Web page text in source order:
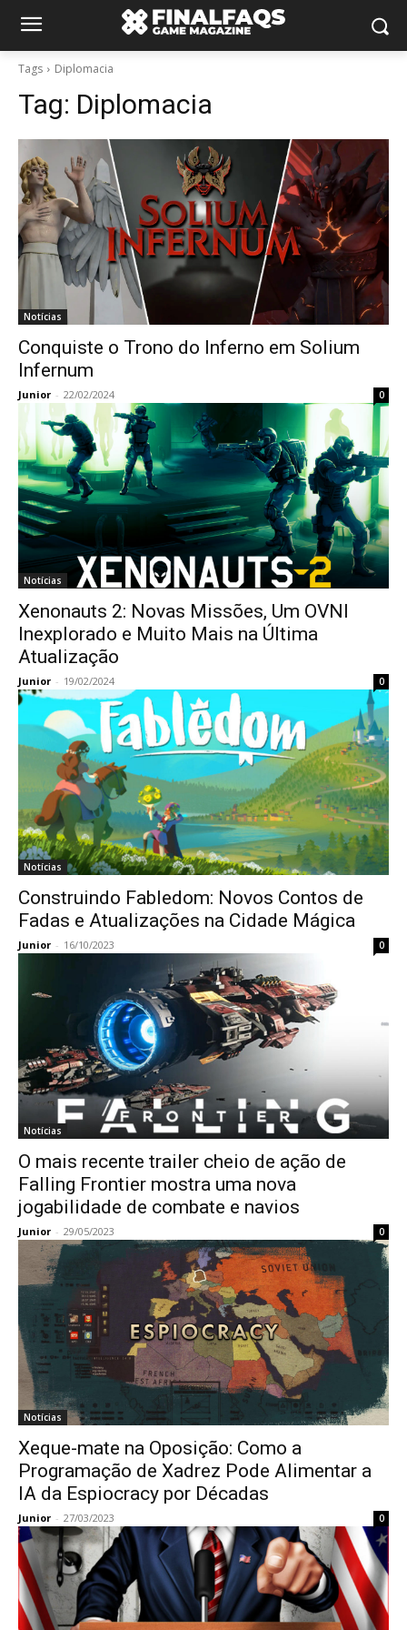
Tags Diplomacia
Tag: Diplomacia
Notícias
Conquiste o Trono do Inferno em Solium
Infernum
Junior - 22/02/2024 0
Notícias
Xenonauts 2: Novas Missões, Um OVNI
Inexplorado e Muito Mais na Última
Atualização
Junior - 19/02/2024 0
Notícias
Construindo Fabledom: Novos Contos de
Fadas e Atualizações na Cidade Mágica
Junior - 16/10/2023 0
Notícias
O mais recente trailer cheio de ação de
Falling Frontier mostra uma nova
jogabilidade de combate e navios
Junior - 29/05/2023 0
Notícias
Xeque-mate na Oposição: Como a
Programação de Xadrez Pode Alimentar a
IA da Espiocracy por Décadas
Junior - 27/03/2023 0